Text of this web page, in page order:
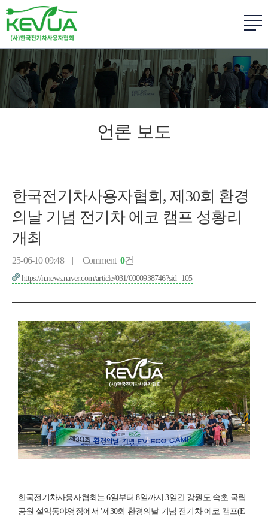
언론 보도
한국전기차사용자협회, 제30회 환경
의날 기념 전기차 에코 캠프 성황리
개최
25-06-10 09:48 | Comment 0건
https://n.news.naver.com/article/031/0000938746?sid=105
한국전기차사용자협회는 6일부터 8일까지 3일간 강원도 속초 국립
공원 설악동야영장에서 '제30회 환경의날 기념 전기차 에코 캠프(E